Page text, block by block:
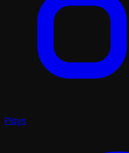
Plays